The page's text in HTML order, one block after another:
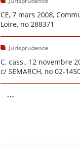
CE, 7 mars 2008,
Loire, no 288371
Jurisprudence
C. cass., 12 novembre
c/ SEMARCH, no 02-
...